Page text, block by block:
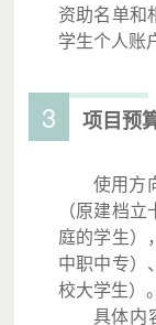
资助名单和
学生个人账
3 项目预
使用方
（原建档
庭的学生）
中职中专）
校大学生）。
具体内